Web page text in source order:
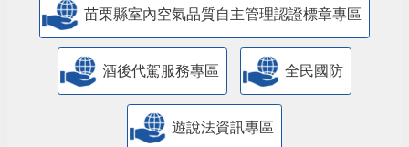
苗栗縣室內空氣品質自主管理認證標章專區
酒後代駕服務專區 全民國防
遊說法資訊專區